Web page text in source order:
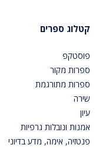
קטלוג ספרים
פוסטקפ
ספרות מקור
ספרות מתורגמת
שירה
עיון
אמנות ונובלות גרפיות
פנטזיה, אימה, מדע בדיוני